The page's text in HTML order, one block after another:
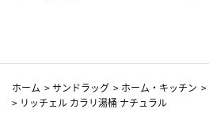
ホーム >サンドラッグ > ホーム・キッチン >
> リッチェル カラリ湯桶 ナチュラル